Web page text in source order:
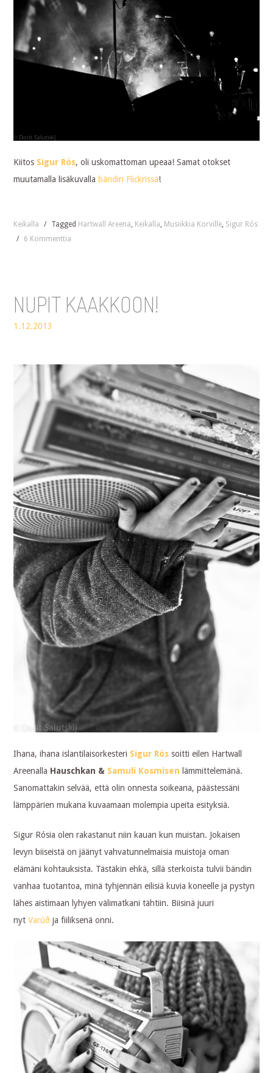
Kiitos Sigur Rós, oli uskomattoman upeaa! Samat otokset
muutamalla lisäkuvalla bändin Flickrissä!
Keikalla / Tagged Hartwall Areena, Keikalla, Musiikkia Korville, Sigur Rós
/ 6 Kommenttia
NUPIT KAAKKOON!
1.12.2013
Ihana, ihana islantilaisorkesteri Sigur Rós soitti eilen Hartwall
Areenalla Hauschkan & Samuli Kosmisen lämmittelemänä.
Sanomattakin selvää, että olin onnesta soikeana, päästessäni
lämppärien mukana kuvaamaan molempia upeita esityksiä.
Sigur Rósia olen rakastanut niin kauan kun muistan. Jokaisen
levyn biiseistä on jäänyt vahvatunnelmaisia muistoja oman
elämäni kohtauksista. Tästäkin ehkä, sillä sterkoista tulvii bändin
vanhaa tuotantoa, minä tyhjennän eilisiä kuvia koneelle ja pystyn
lähes aistimaan lyhyen välimatkani tähtiin. Biisinä juuri
nytVarúð ja fiiliksenä onni.